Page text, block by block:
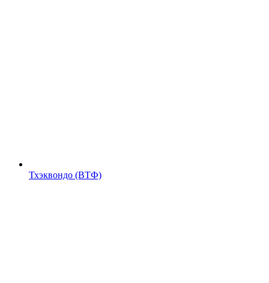
Тхэквондо (ВТФ)